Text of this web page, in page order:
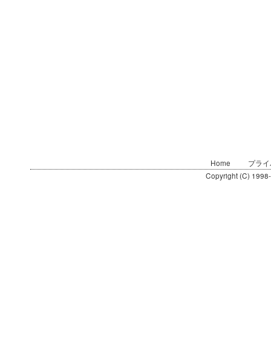
Home
プラ
Copyright (C)